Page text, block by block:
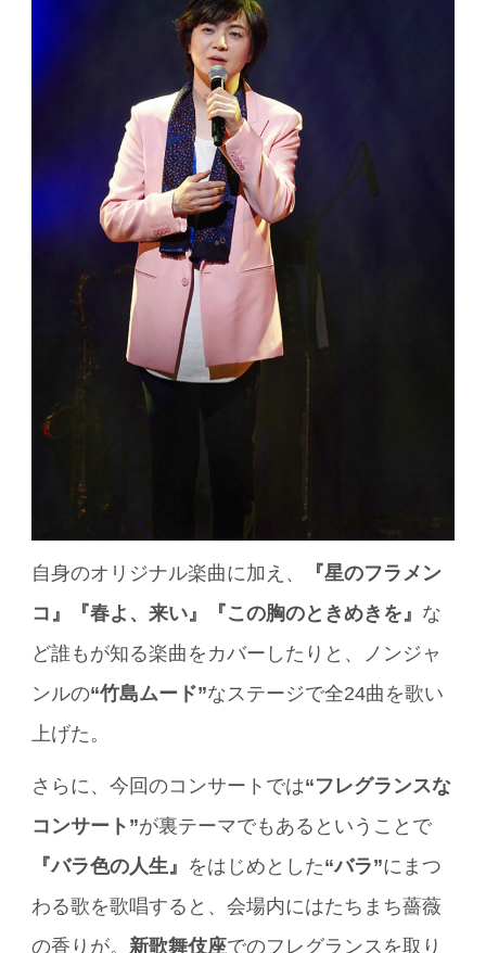
自身のオリジナル楽曲に加え、
『星のフラメン
コ』『春よ、来い』『この胸のときめきを』 な
ど誰もが知る楽曲をカバーしたりと、ノンジャ
ンルの“竹島ムード”なステージで全24曲を歌い
上げた。
さらに、今回のコンサートでは“フレグランスな
コンサート”が裏テーマでもあるということで
『バラ色の人生』 をはじめとした“バラ”にまつ
わる歌を歌唱すると、会場内にはたちまち薔薇
の香りが。新歌舞伎座でのフレグランスを取り